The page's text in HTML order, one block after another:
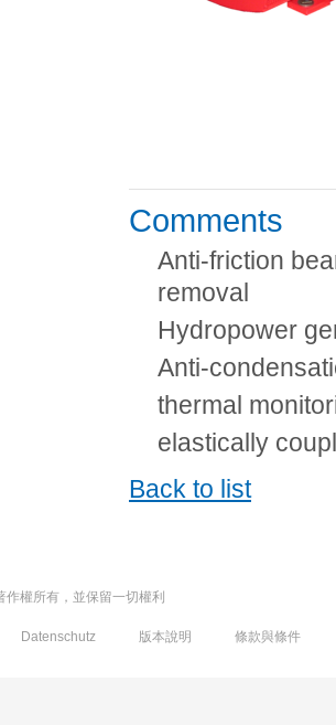
Comments
Anti-friction
removal
Hydropower
Anti-
thermal
elastically
Back to list
權所有，並保留一切權利
Datenschutz 版本說明 條款與條件